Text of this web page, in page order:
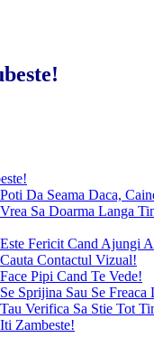
Da Seama Daca,
Sa Doarma Langa
Fericit Cand Ajungi
Contactul Vizual!
Pipi Cand Te Vede!
Sprijina Sau Se Freaca
Verifica Sa Stie Tot
Zambeste!